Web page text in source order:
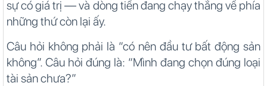
sự có giá trị — và dòng tiền đang chạy thẳng về phía
những thứ còn lại ấy.
Câu hỏi không phải là “có nên đầu tư bất động sản
không”. Câu hỏi đúng là: “Mình đang chọn đúng loại
tài sản chưa?”